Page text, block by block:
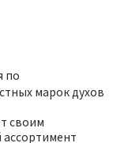
по
марок духов
своим
ассортимент